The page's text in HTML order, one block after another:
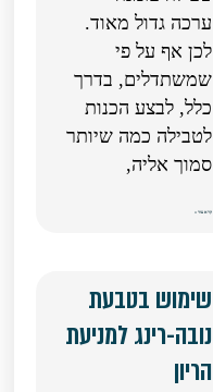
ערכה גדול מאוד.
לכן אף על פי
שמשתדלים, בדרך
כלל, לבצע הכנות
לטבילה כמה שיותר
סמוך אליה,
קרא עוד »
שימוש בטבעת
נובה-רינג למניעת
הריון